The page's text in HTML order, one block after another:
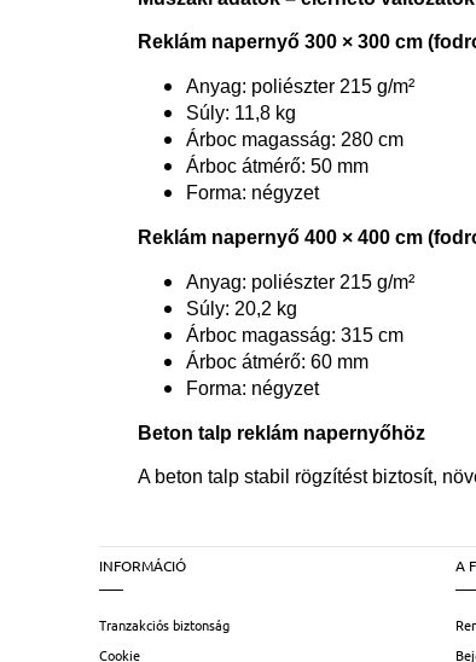
Reklám napernyő 300 × 300 cm
Anyag: poliészter 215 g/m²
Súly: 11,8 kg
Árboc magasság: 280 cm
Árboc átmérő: 50 mm
Forma: négyzet
Reklám napernyő 400 × 400 cm
Anyag: poliészter 215 g/m²
Súly: 20,2 kg
Árboc magasság: 315 cm
Árboc átmérő: 60 mm
Forma: négyzet
Beton talp reklám napernyőhöz
A beton talp stabil rögzítést biztosít,
INFORMÁCIÓ
Tranzakciós biztonság
Cookie
A